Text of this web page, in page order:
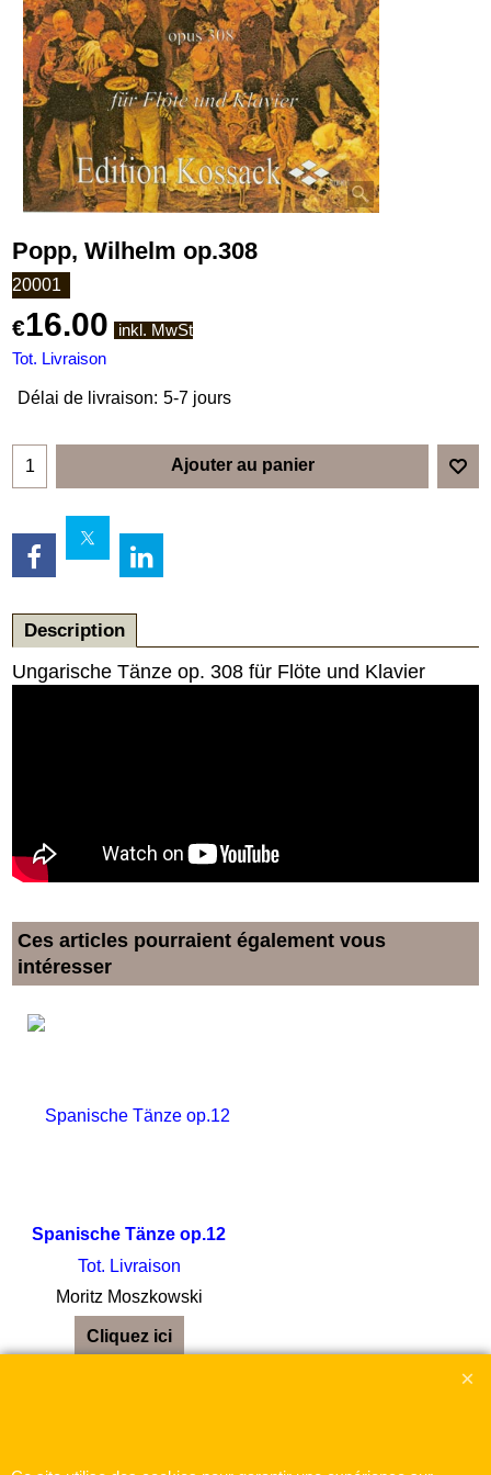
Popp, Wilhelm op.308
20001
€16.00
inkl. MwSt
Tot. Livraison
Délai de livraison: 5-7 jours
Ajouter au panier
Description
Ungarische Tänze op. 308 für Flöte und Klavier
Ces articles pourraient également vous
intéresser
Spanische Tänze op.12
Tot. Livraison
Moritz Moszkowski
Cliquez ici